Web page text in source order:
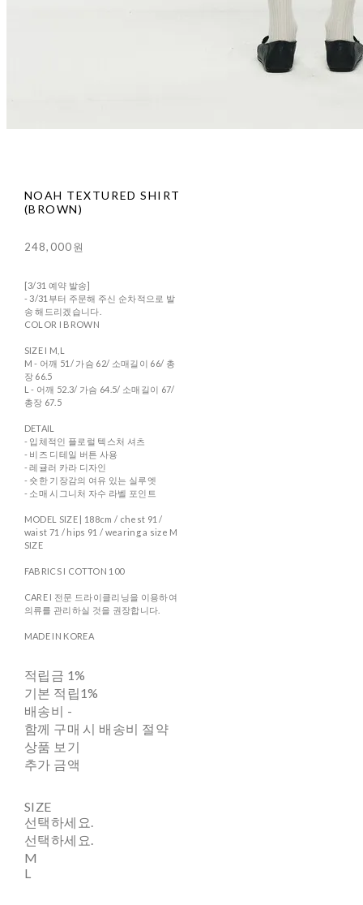
NOAH TEXTURED SHIRT
(BROWN)
248,000원
[3/31 예약 발송]
- 3/31부터 주문해 주신 순차적으로 발
송 해드리겠습니다.
COLOR I BROWN
SIZE I M,L
M - 어깨 51/ 가슴 62/ 소매길이 66/ 총
장 66.5
L - 어깨 52.3/ 가슴 64.5/ 소매길이 67/
총장 67.5
DETAIL
- 입체적인 플로럴 텍스처 셔츠
- 비즈 디테일 버튼 사용
- 레귤러 카라 디자인
- 숏한 기장감의 여유 있는 실루엣
- 소매 시그니처 자수 라벨 포인트
MODEL SIZE | 188cm / chest 91 /
waist 71 / hips 91 / wearing a size M
SIZE
FABRICS I COTTON 100
CARE I 전문 드라이클리닝을 이용하여
의류를 관리하실 것을 권장합니다.
MADE IN KOREA
적립금 1%
기본 적립1%
배송비 -
함께 구매 시 배송비 절약
상품 보기
추가 금액
SIZE
선택하세요.
선택하세요.
M
L